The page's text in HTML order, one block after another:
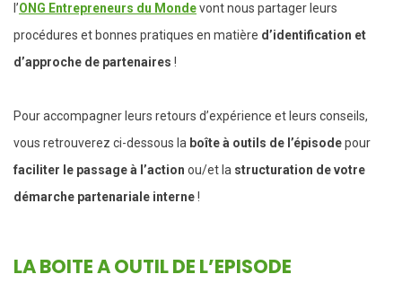
l’ONG Entrepreneurs du Mondevont nous partager leurs
procédures et bonnes pratiques en matière d’identification et
d’approche de partenaires !
Pour accompagner leurs retours d’expérience et leurs conseils,
vous retrouverez ci-dessous la boîte à outils de l’épisodepour
faciliter le passage à l’action ou/et la structuration de votre
démarche partenariale interne!
LA BOITE A OUTIL DE L’EPISODE